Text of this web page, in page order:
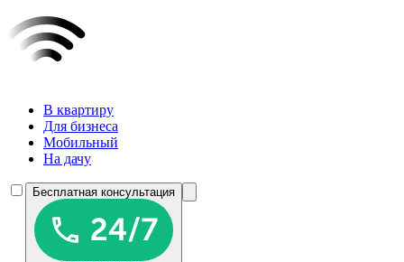
В квартиру
Для бизнеса
Мобильный
На дачу
Бесплатная консультация